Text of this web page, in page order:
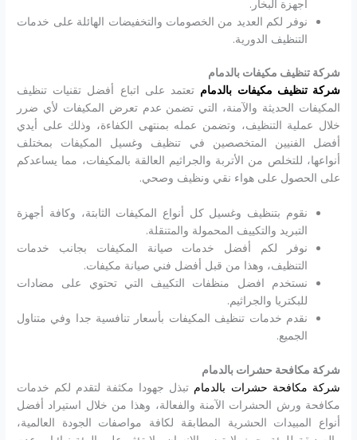
أجهزة البخار.
نوفر لكم العديد من الخصومات والتخفيضات الهائلة على خدمات
التنظيف الدورية.
شركة تنظيف مكيفات بالدمام
شركة تنظيف مكيفات بالدمام تعتمد على اتباع أفضل تقنيات تنظيف
المكيفات الحديثة والآمنة، التي تضمن عدم تعرض المكيفات لأي ضرر
خلال عملية التنظيف، وتضمن عمله بمنتهى الكفاءة، وذلك على أيدي
أفضل الفنيين المتخصصين في تنظيف وغسيل المكيفات بمختلف
أنواعها، للتخلص من الأتربة والجراثيم العالقة بالمكيفات، مما يساعدكم
على الحصول على هواء نقي ونظيف وصحي.
نقوم بتنظيف وغسيل كل أنواع المكيفات الثابتة، وكافة أجهزة
التبريد والتكييف المحمولة والمتنقلة.
نوفر لكم أفضل خدمات صيانة المكيفات بجانب خدمات
التنظيف، وهذا من قبل أفضل فني صيانة مكيفات.
نستخدم افضل منظفات التكييف التي تحتوي على مضادات
للبكتريا والجراثيم.
نقدم خدمات تنظيف المكيفات بأسعار تنافسية جدا وفي متناول
الجميع.
شركة مكافحة حشرات بالدمام
شركة مكافحة حشرات بالدمام تبذل جهودا مكثفة لتقدم لكم خدمات
مكافحة ورش الحشرات الآمنة والفعالة، وهذا من خلال استيراد أفضل
أنواع المبيدات الحشرية المطابقة لكافة مواصفات الجودة العالمية،